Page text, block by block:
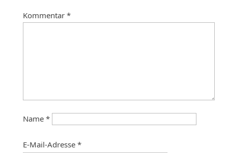
Kommentar *
Name *
E-Mail-Adresse *